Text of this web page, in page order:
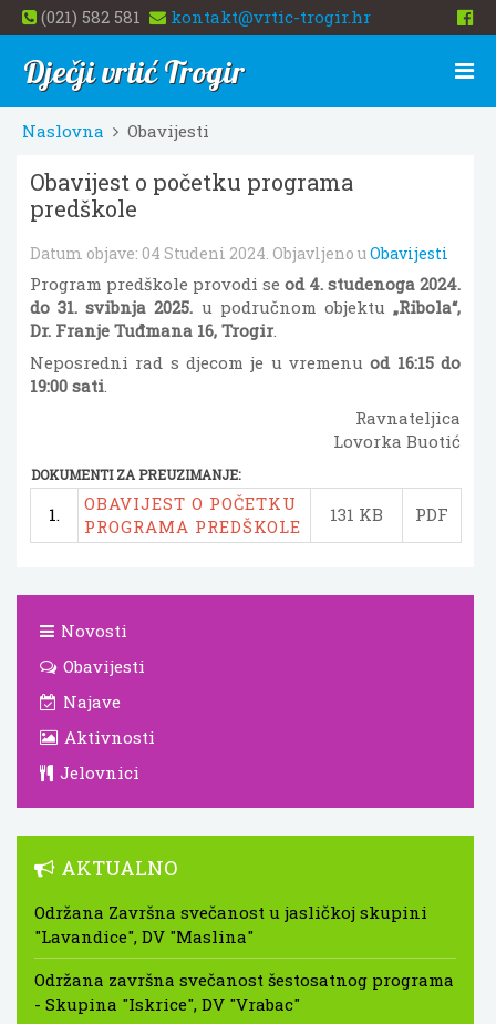
(021) 582 581 kontakt@vrtic-trogir.hr
Dječji vrtić Trogir
Naslovna Obavijesti
Obavijest o početku programa
predškole
Datum objave: 04 Studeni 2024. Objavljeno uObavijesti
Program predškole provodi se od 4. studenoga 2024.
do 31. svibnja 2025. u područnom objektu„Ribola“,
Dr. Franje Tuđmana 16, Trogir.
Neposredni rad s djecom je u vremenuod 16:15 do
19:00 sati.
Ravnateljica
Lovorka Buotić
DOKUMENTI ZA PREUZIMANJE:
1.
OBAVIJEST O POČETKU
PROGRAMA PREDŠKOLE
131 KB PDF
Novosti
Obavijesti
Najave
Aktivnosti
Jelovnici
AKTUALNO
Održana Završna svečanost u jasličkoj skupini
"Lavandice", DV "Maslina"
Održana završna svečanost šestosatnog programa
- Skupina "Iskrice", DV "Vrabac"